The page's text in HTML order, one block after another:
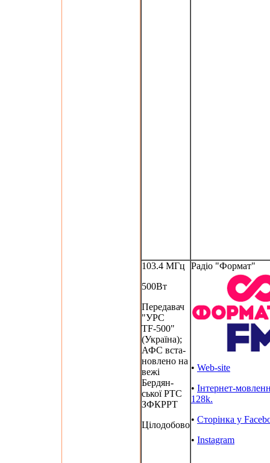
103.4 МГц
500Вт
Передавач
"УРС
TF-500"
(Україна);
АФС вста-
новлено на
вежі
Бердян-
ської РТС
ЗФКРРТ
Цілодобово
Радіо "Формат"
• Web-site
• Інтернет-
128k.
• Сторінка у
• Instagram